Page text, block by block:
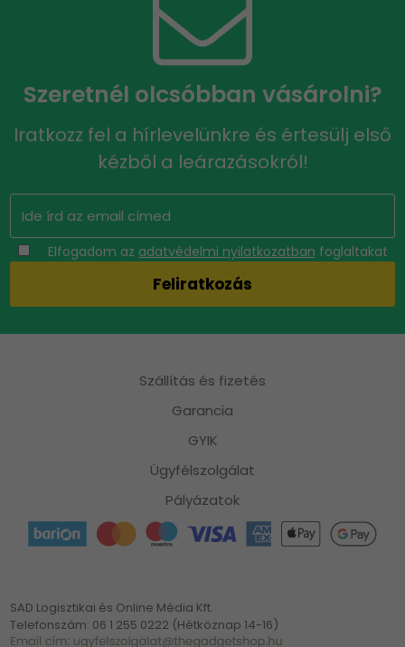
Szeretnél olcsóbban vásárolni?
Iratkozz fel a hírlevelünkre és értesülj első
kézből a leárazásokról!
Elfogadom az adatvédelmi nyilatkozatban foglaltakat
Szállítás és fizetés
Garancia
GYIK
Ügyfélszolgálat
Pályázatok
SAD Logisztikai és Online Média Kft.
Telefonszám: 06 1 255 0222 (Hétköznap 14-16)